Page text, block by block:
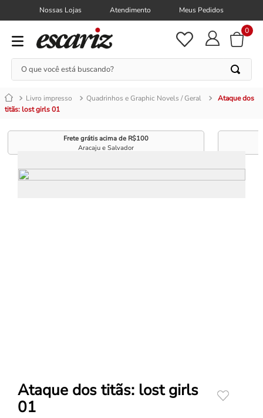
Nossas Lojas Atendimento Meus Pedidos
0
O que você está buscando?
Livro impresso Quadrinhos e Graphic Novels / Geral
Ataque dos
titãs: lost girls 01
Frete grátis acima de R$100
Aracaju e Salvador
Ataque dos titãs: lost girls
01